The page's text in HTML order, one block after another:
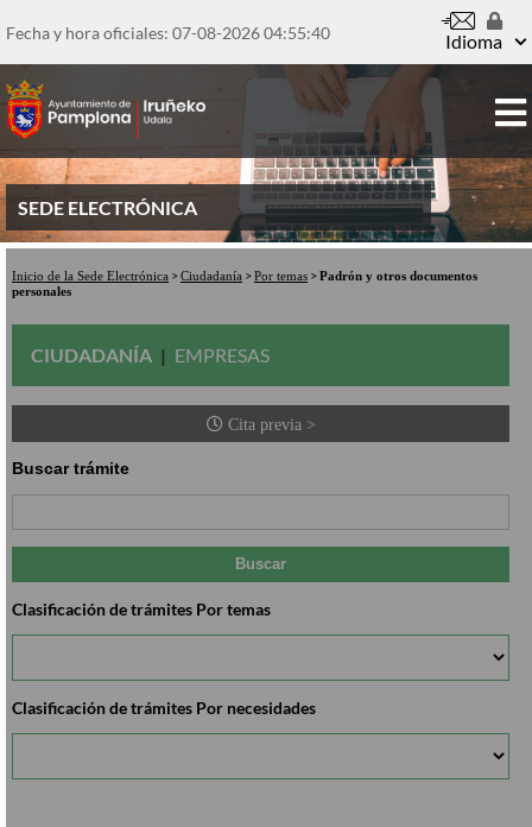
al
principal
Fecha y hora oficiales: 07-08-202604:55:40 Idioma
SEDE ELECTRÓNICA
Inicio de la Sede Electrónica Ciudadanía Por temas
Padrón y otros documentos
personales
CIUDADANÍA EMPRESAS
Cita previa >
Buscar trámite
Clasificación de trámites Por temas
Clasificación de trámites Por necesidades